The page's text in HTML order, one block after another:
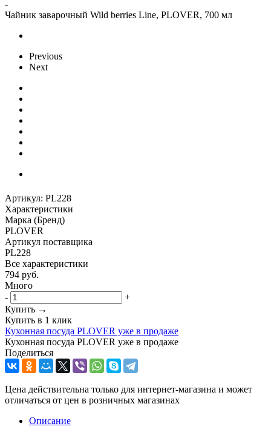
-
Чайник заварочный Wild berries Line, PLOVER, 700 мл
Previous
Next
Артикул: PL228
Характеристики
Марка (Бренд)
PLOVER
Артикул поставщика
PL228
Все характеристики
794 руб.
Много
-
+
Купить →
Купить в 1 клик
Кухонная посуда PLOVER уже в продаже
Кухонная посуда PLOVER уже в продаже
Поделиться
Цена действительна только для интернет-магазина и может
отличаться от цен в розничных магазинах
Описание